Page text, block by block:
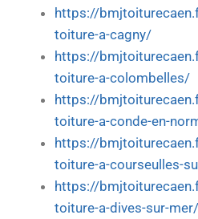
https://
toiture-a-cagny/
https://
toiture-a-colombelles/
https://
toiture-a-conde-en-
https://
toiture-a-courseulles-
https://
toiture-a-dives-sur-mer/